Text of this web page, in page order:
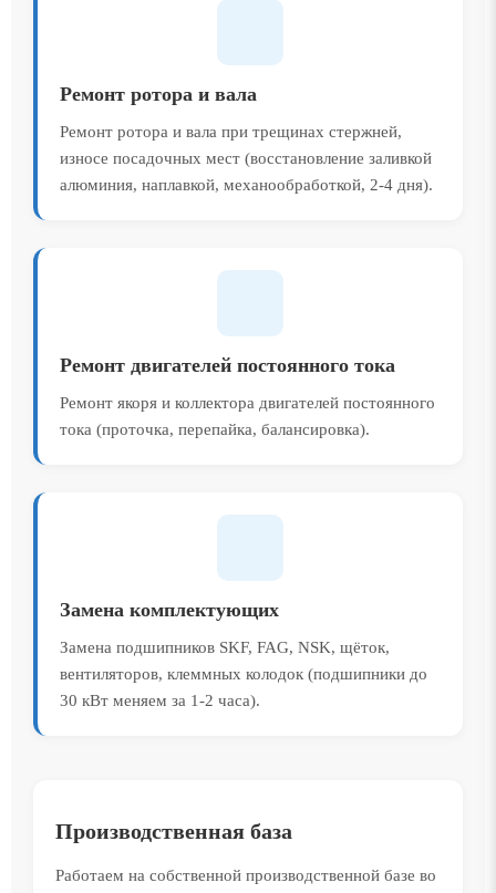
Ремонт ротора и вала
Ремонт ротора и вала при трещинах стержней,
износе посадочных мест (восстановление заливкой
алюминия, наплавкой, механообработкой, 2-4 дня).
Ремонт двигателей постоянного тока
Ремонт якоря и коллектора двигателей постоянного
тока (проточка, перепайка, балансировка).
Замена комплектующих
Замена подшипников SKF, FAG, NSK, щёток,
вентиляторов, клеммных колодок (подшипники до
30 кВт меняем за 1-2 часа).
Производственная база
Работаем на собственной производственной базе во